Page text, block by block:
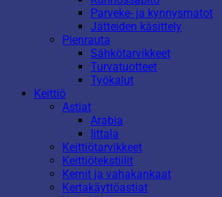
Parveke- ja kynnysmatot
Jätteiden käsittely
Pienrauta
Sähkötarvikkeet
Turvatuotteet
Työkalut
Keittiö
Astiat
Arabia
Iittala
Keittiötarvikkeet
Keittiötekstiilit
Kernit ja vahakankaat
Kertakäyttöastiat